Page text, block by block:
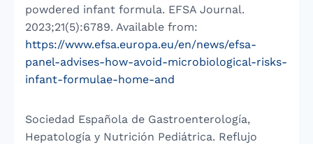
powdered infant formula. EFSA Journal.
2023;21(5):6789. Available from:
https://www.efsa.europa.eu/en/news/efsa-
panel-advises-how-avoid-microbiological-risks-
infant-formulae-home-and
Sociedad Española de Gastroenterología,
Hepatología y Nutrición Pediátrica. Reflujo